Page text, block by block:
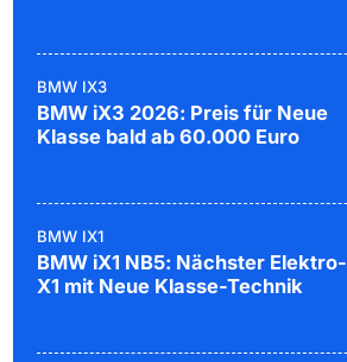
BMW IX3
BMW iX3 2026: Preis für Neue
Klasse bald ab 60.000 Euro
BMW IX1
BMW iX1 NB5: Nächster Elektro-
X1 mit Neue Klasse-Technik